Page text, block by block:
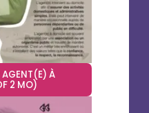
AGENT(E) À
2 MO)